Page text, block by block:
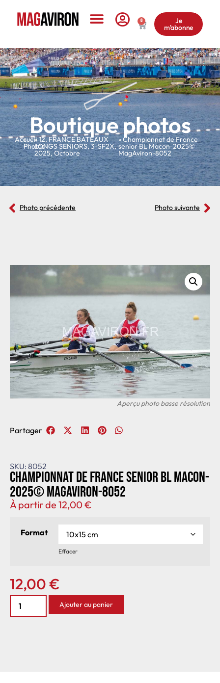
0 Je
m'abonne
Boutique photos
Accueil
»
Photos
»12,FRANCE BATEAUX
LONGS SENIORS,3-SF2X,
2025,Octobre
» Championnat de France
senior BL Macon-2025©
MagAviron-8052
Photo précédente Photo suivante
SKU: 8052
Championnat de France senior BL Macon-
2025© MagAviron-8052
À partir de 12,00€
Format
Effacer
12,00€
Ajouter au panier
Partager